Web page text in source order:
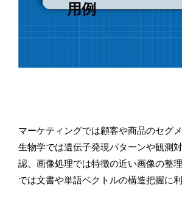
用例
マーケティングでは顧客や商品のセグ
生物学では遺伝子発現パターンや観測
認、画像処理では特徴の近い画像の整
では文書や単語ベクトルの構造把握に利